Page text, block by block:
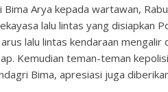
Bima Arya kepada wartawan,
lalu lintas yang disiapkan
lalu lintas kendaraan mengalir
Kemudian teman-teman
Bima, apresiasi juga